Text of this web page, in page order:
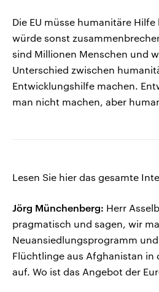
Die EU müsse humanitäre Hilfe
würde sonst
sind Millionen Menschen und
Unterschied zwischen
Entwicklungshilfe machen.
man nicht machen, aber
Lesen Sie hier das gesamte
Jörg Münchenberg: Herr
pragmatisch und sagen, wir
Neuansiedlungsprogramm
Flüchtlinge aus Afghanistan in
auf. Wo ist das Angebot der